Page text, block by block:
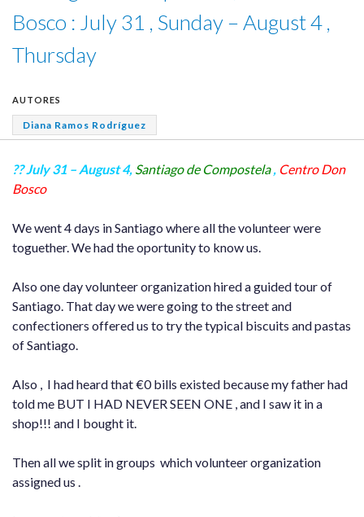
Bosco : July 31 , Sunday – August 4 ,
Thursday
AUTORES
Diana Ramos Rodríguez
?? July 31 – August 4, Santiago de Compostela, Centro Don
Bosco
We went 4 days in Santiago where all the volunteer were
toguether. We had the oportunity to know us.
Also one day volunteer organization hired a guided tour of
Santiago. That day we were going to the street and
confectioners offered us to try the typical biscuits and pastas
of Santiago.
Also , I had heard that €0 bills existed because my father had
told me BUT I HAD NEVER SEEN ONE , and I saw it in a
shop!!! and I bought it.
Then all we split in groups which volunteer organization
assigned us .